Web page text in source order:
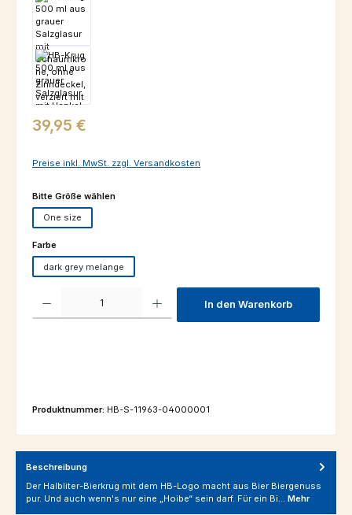
Regulärer Preis:
39,95 €
Preise inkl. MwSt. zzgl. Versandkosten
Bitte Größe wählenauswählen
One size
Farbeauswählen
dark grey melange
In den Warenkorb
Produktnummer: HB-S-11963-04000001
Beschreibung
Der Halbliter-Bierkrug mit dem HB-Logo macht aus Bier Biergenuss
pur. Und auch wenn's nur eine „Hoibe“ sein darf. Für ein Bi… Mehr